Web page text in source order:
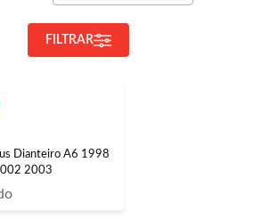
FILTRAR
Dianteiro A6 1998
2003